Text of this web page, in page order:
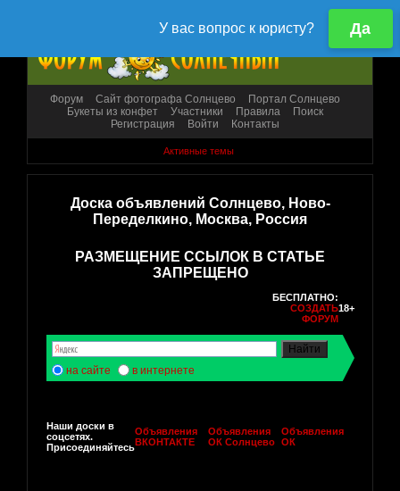
Форум Сайт фотографа Солнцево
Портал Солнцево
Букеты из конфет
Участники Правила
Поиск
Регистрация
Войти Контакты
Активные темы
Доска объявлений Солнцево, Ново-
Переделкино, Москва, Россия
РАЗМЕЩЕНИЕ ССЫЛОК В СТАТЬЕ
ЗАПРЕЩЕНО
БЕСПЛАТНО:
СОЗДАТЬ
ФОРУМ
18+
на сайте в интернете
Наши доски в
соцсетях.
Присоединяйтесь
Объявления
ВКОНТАКТЕ
Объявления
ОК Солнцево
Объявления
ОК